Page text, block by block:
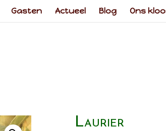
Gasten Actueel Blog Ons
Laurier